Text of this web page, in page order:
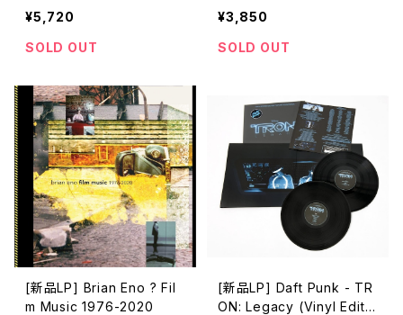
The Myths And The Leg
endary Tapes - Original
Soundtrack Recordings
¥5,720
SOLD OUT
¥3,850
SOLD OUT
[新品LP] Brian Eno ? Fil
m Music 1976-2020
[新品LP] Daft Punk - TR
ON: Legacy (Vinyl Editio